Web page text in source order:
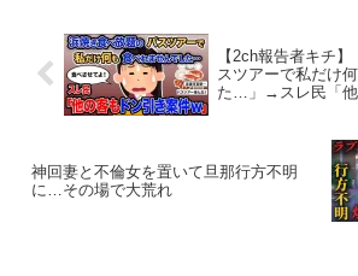
【2ch報告者キチ
スツアーで私だけ
た…」→スレ民「他
神回妻と不倫女を置いて旦那行方不明
に…その場で大荒れ